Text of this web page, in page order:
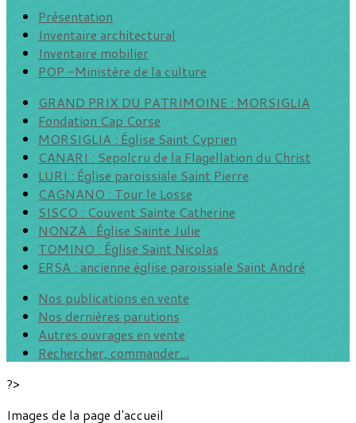
Présentation
Inventaire architectural
Inventaire mobilier
POP -Ministère de la culture
GRAND PRIX DU PATRIMOINE : MORSIGLIA
Fondation Cap Corse
MORSIGLIA : Église Saint Cyprien
CANARI : Sepolcru de la Flagellation du Christ
LURI : Église paroissiale Saint Pierre
CAGNANO : Tour le Losse
SISCO : Couvent Sainte Catherine
NONZA : Église Sainte Julie
TOMINO : Église Saint Nicolas
ERSA : ancienne église paroissiale Saint André
Nos publications en vente
Nos dernières parutions
Autres ouvrages en vente
Rechercher, commander...
?>
Images de la page d'accueil